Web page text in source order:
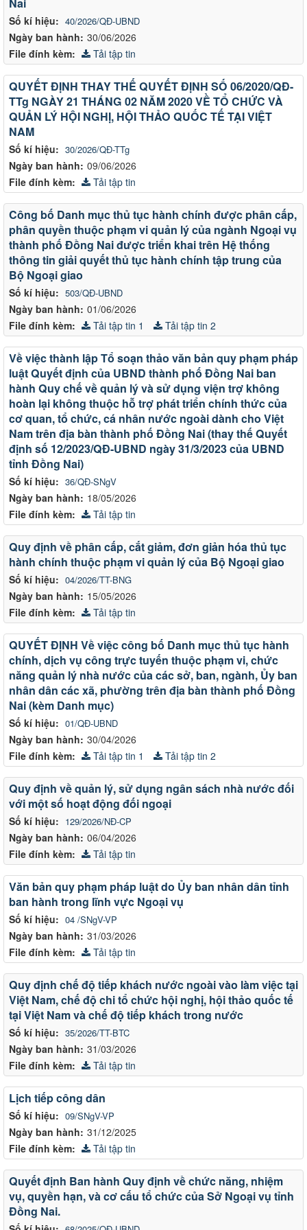
Số kí hiệu: 40/2026/QĐ-UBND
Ngày ban hành: 30/06/2026
Nai
File đính kèm: Tải tập tin
Số kí hiệu: 30/2026/QĐ-TTg
Ngày ban hành: 09/06/2026
QUYẾT ĐỊNH THAY THẾ QUYẾT ĐỊNH SỐ 06/2020/QĐ-
TTg NGÀY 21 THÁNG 02 NĂM 2020 VỀ TỔ CHỨC VÀ
QUẢN LÝ HỘI NGHỊ, HỘI THẢO QUỐC TẾ TẠI VIỆT
NAM
File đính kèm: Tải tập tin
Số kí hiệu: 503/QĐ-UBND
Ngày ban hành: 01/06/2026
Công bố Danh mục thủ tục hành chính được phân cấp,
phân quyền thuộc phạm vi quản lý của ngành Ngoại vụ
thành phố Đồng Nai được triển khai trên Hệ thống
thông tin giải quyết thủ tục hành chính tập trung của
Bộ Ngoại giao
File đính kèm: Tải tập tin 1 Tải tập tin 2
Số kí hiệu: 36/QĐ-SNgV
Ngày ban hành: 18/05/2026
Về việc thành lập Tổ soạn thảo văn bản quy phạm pháp
luật Quyết định của UBND thành phố Đồng Nai ban
hành Quy chế về quản lý và sử dụng viện trợ không
hoàn lại không thuộc hỗ trợ phát triển chính thức của
cơ quan, tổ chức, cá nhân nước ngoài dành cho Việt
Nam trên địa bàn thành phố Đồng Nai (thay thế Quyết
định số 12/2023/QĐ-UBND ngày 31/3/2023 của UBND
tỉnh Đồng Nai)
File đính kèm: Tải tập tin
Số kí hiệu: 04/2026/TT-BNG
Ngày ban hành: 15/05/2026
Quy định về phân cấp, cắt giảm, đơn giản hóa thủ tục
hành chính thuộc phạm vi quản lý của Bộ Ngoại giao
File đính kèm: Tải tập tin
Số kí hiệu: 01/QĐ-UBND
Ngày ban hành: 30/04/2026
QUYẾT ĐỊNH Về việc công bố Danh mục thủ tục hành
chính, dịch vụ công trực tuyến thuộc phạm vi, chức
năng quản lý nhà nước của các sở, ban, ngành, Ủy ban
nhân dân các xã, phường trên địa bàn thành phố Đồng
Nai (kèm Danh mục)
File đính kèm: Tải tập tin 1 Tải tập tin 2
Số kí hiệu: 129/2026/NĐ-CP
Ngày ban hành: 06/04/2026
Quy định về quản lý, sử dụng ngân sách nhà nước đối
với một số hoạt động đối ngoại
File đính kèm: Tải tập tin
Số kí hiệu: 04 /SNgV-VP
Ngày ban hành: 31/03/2026
Văn bản quy phạm pháp luật do Ủy ban nhân dân tỉnh
ban hành trong lĩnh vực Ngoại vụ
File đính kèm: Tải tập tin
Số kí hiệu: 35/2026/TT-BTC
Ngày ban hành: 31/03/2026
Quy định chế độ tiếp khách nước ngoài vào làm việc tại
Việt Nam, chế độ chi tổ chức hội nghị, hội thảo quốc tế
tại Việt Nam và chế độ tiếp khách trong nước
File đính kèm: Tải tập tin
Số kí hiệu: 09/SNgV-VP
Ngày ban hành: 31/12/2025
Lịch tiếp công dân
File đính kèm: Tải tập tin
Quyết định Ban hành Quy định về chức năng, nhiệm
vụ, quyền hạn, và cơ cấu tổ chức của Sở Ngoại vụ tỉnh
Đồng Nai.